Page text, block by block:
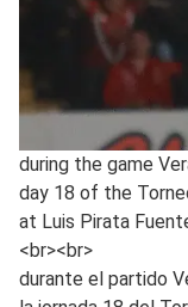
during the game
day 18 of the
at Luis Pirata
<br><br>
durante el partido